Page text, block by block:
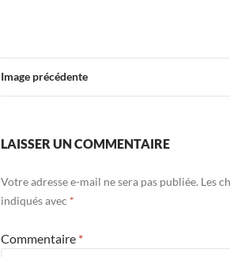
Image précédente
LAISSER UN COMMENTAIRE
Votre adresse e-mail ne sera pas publiée. Les
indiqués avec *
Commentaire *